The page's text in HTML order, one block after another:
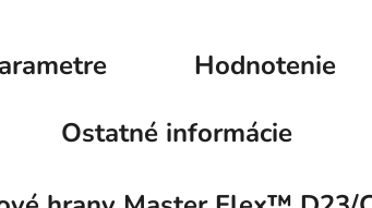
Hodnotenie
Ostatné informácie